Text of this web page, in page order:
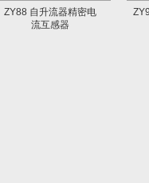
ZY88 自升流器精密电
流互感器